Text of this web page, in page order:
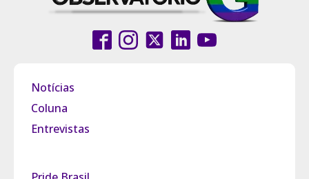
Notícias
Coluna
Entrevistas